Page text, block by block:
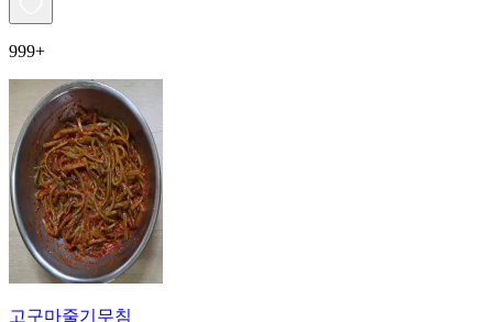
999+
고구마줄기무침